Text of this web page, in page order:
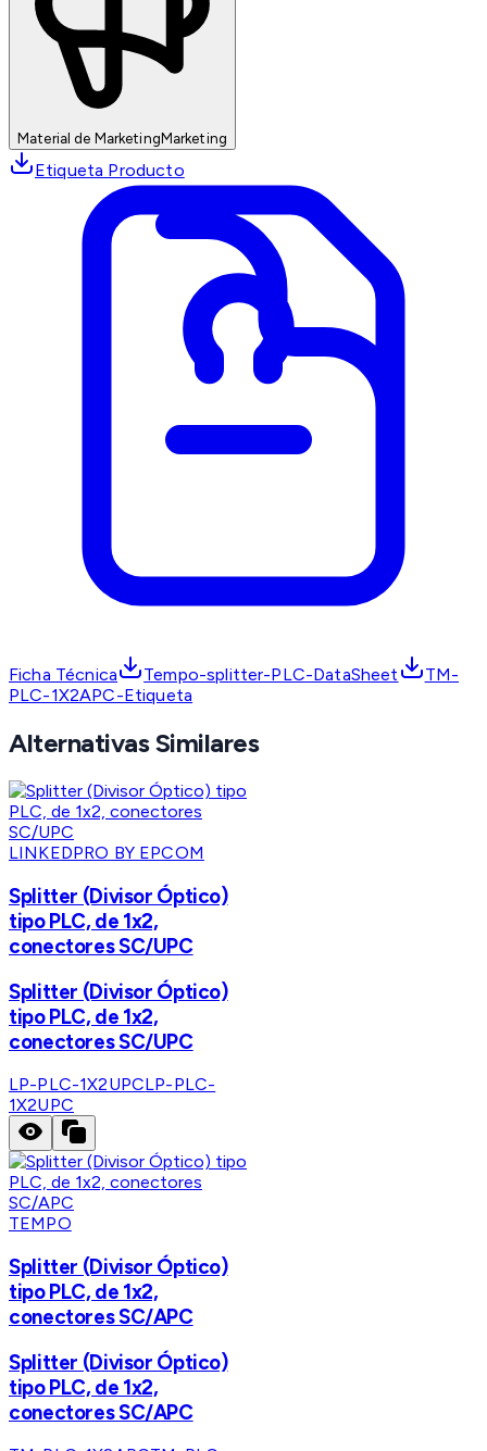
Material de MarketingMarketing
Etiqueta Producto
Ficha Técnica Tempo-splitter-PLC-DataSheet
TM-
PLC-1X2APC-Etiqueta
Alternativas Similares
LINKEDPRO BY EPCOM
Splitter (Divisor Óptico)
tipo PLC, de 1x2,
conectores SC/UPC
Splitter (Divisor Óptico)
tipo PLC, de 1x2,
conectores SC/UPC
LP-PLC-1X2UPCLP-PLC-
1X2UPC
TEMPO
Splitter (Divisor Óptico)
tipo PLC, de 1x2,
conectores SC/APC
Splitter (Divisor Óptico)
tipo PLC, de 1x2,
conectores SC/APC